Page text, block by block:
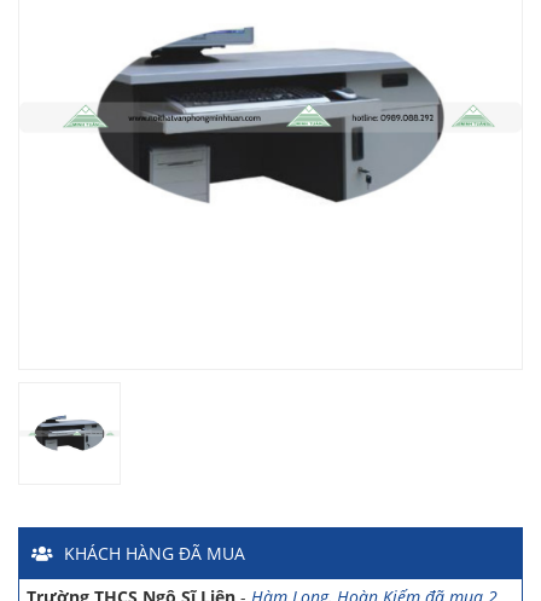
KHÁCH HÀNG ĐÃ MUA
Chị Ánh-
Chị Mai-
Anh Nam
33 Đại Cổ Việt đã mua 15 giờ trước
Anh Hùng- 26 Hàng Bài đã mua 1 ngày trước